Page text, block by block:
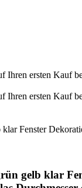
Ihren ersten Kauf
Ihren ersten Kauf
Fenster
gelb klar